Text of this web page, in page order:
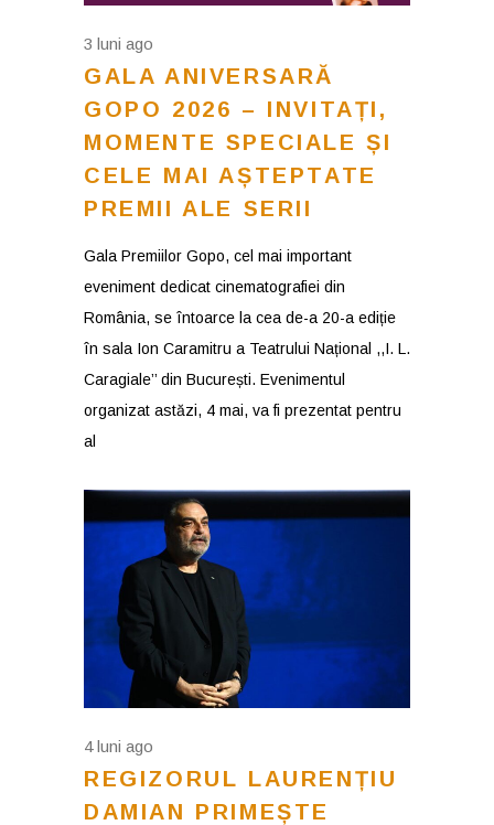
3 luni ago
GALA ANIVERSARĂ
GOPO 2026 – INVITAȚI,
MOMENTE SPECIALE ȘI
CELE MAI AȘTEPTATE
PREMII ALE SERII
Gala Premiilor Gopo, cel mai important
eveniment dedicat cinematografiei din
România, se întoarce la cea de-a 20-a ediție
în sala Ion Caramitru a Teatrului Național ,,I. L.
Caragiale’’ din București. Evenimentul
organizat astăzi, 4 mai, va fi prezentat pentru
al
4 luni ago
REGIZORUL LAURENȚIU
DAMIAN PRIMEȘTE